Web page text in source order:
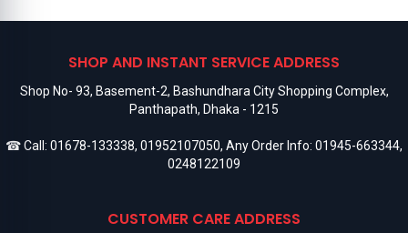
SHOP AND INSTANT SERVICE ADDRESS
Shop No- 93, Basement-2, Bashundhara City Shopping Complex,
Panthapath, Dhaka - 1215
☎ Call: 01678-133338, 01952107050, Any Order Info: 01945-663344,
0248122109
CUSTOMER CARE ADDRESS